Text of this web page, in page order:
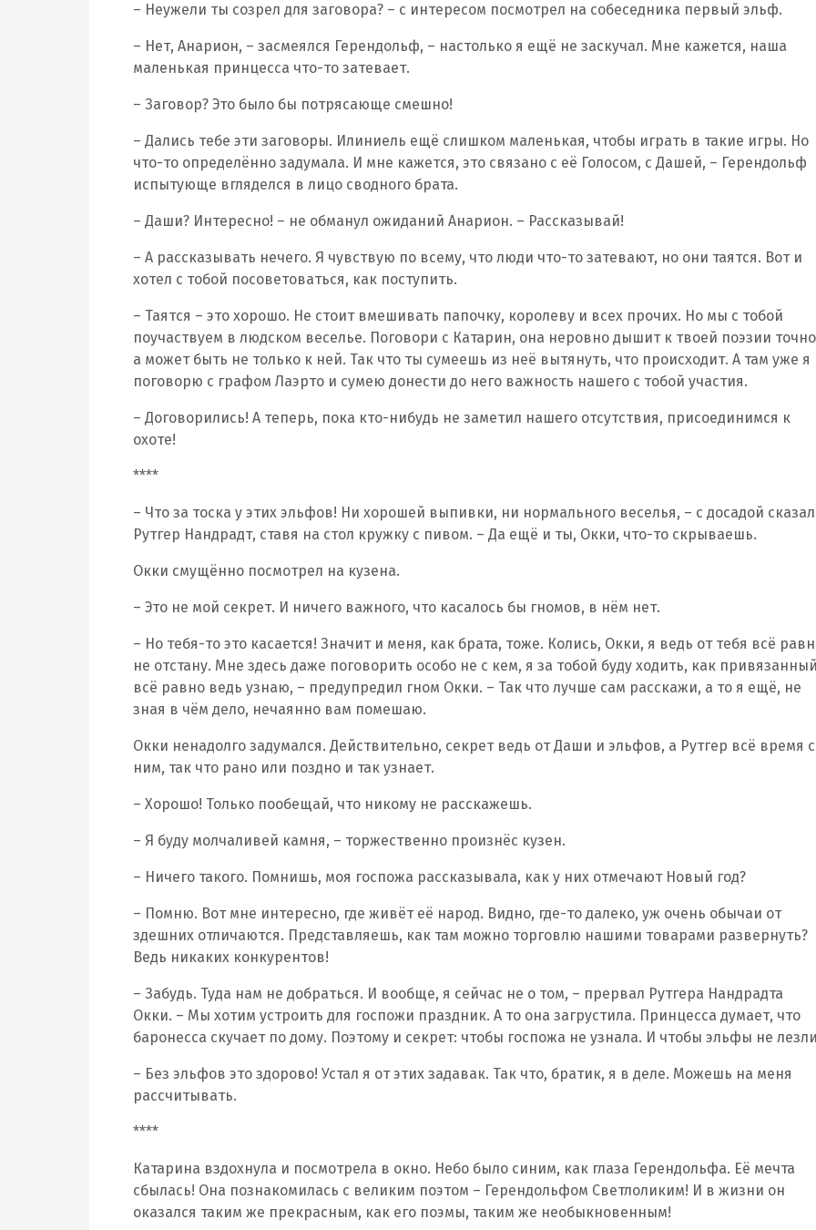
– Неужели ты созрел для заговора? – с интересом посмотрел на собеседника первый эльф.
– Нет, Анарион, – засмеялся Герендольф, – настолько я ещё не заскучал. Мне кажется, наша
маленькая принцесса что-то затевает.
– Заговор? Это было бы потрясающе смешно!
– Дались тебе эти заговоры. Илиниель ещё слишком маленькая, чтобы играть в такие игры. Но
что-то определённо задумала. И мне кажется, это связано с её Голосом, с Дашей, – Герендольф
испытующе вгляделся в лицо сводного брата.
– Даши? Интересно! – не обманул ожиданий Анарион. – Рассказывай!
– А рассказывать нечего. Я чувствую по всему, что люди что-то затевают, но они таятся. Вот и
хотел с тобой посоветоваться, как поступить.
– Таятся – это хорошо. Не стоит вмешивать папочку, королеву и всех прочих. Но мы с тобой
поучаствуем в людском веселье. Поговори с Катарин, она неровно дышит к твоей поэзии
а может быть не только к ней. Так что ты сумеешь из неё вытянуть, что происходит. А там уже я
поговорю с графом Лаэрто и сумею донести до него важность нашего с тобой участия.
– Договорились! А теперь, пока кто-нибудь не заметил нашего отсутствия, присоединимся к
охоте!
****
– Что за тоска у этих эльфов! Ни хорошей выпивки, ни нормального веселья, – с досадой сказал
Рутгер Нандрадт, ставя на стол кружку с пивом. – Да ещё и ты, Окки, что-то скрываешь.
Окки смущённо посмотрел на кузена.
– Это не мой секрет. И ничего важного, что касалось бы гномов, в нём нет.
– Но тебя-то это касается! Значит и меня, как брата, тоже. Колись, Окки, я ведь от тебя всё
не отстану. Мне здесь даже поговорить особо не с кем, я за тобой буду ходить, как
всё равно ведь узнаю, – предупредил гном Окки. – Так что лучше сам расскажи, а то я ещё, не
зная в чём дело, нечаянно вам помешаю.
Окки ненадолго задумался. Действительно, секрет ведь от Даши и эльфов, а Рутгер всё время с
ним, так что рано или поздно и так узнает.
– Хорошо! Только пообещай, что никому не расскажешь.
– Я буду молчаливей камня, – торжественно произнёс кузен.
– Ничего такого. Помнишь, моя госпожа рассказывала, как у них отмечают Новый год?
– Помню. Вот мне интересно, где живёт её народ. Видно, где-то далеко, уж очень обычаи от
здешних отличаются. Представляешь, как там можно торговлю нашими товарами развернуть?
Ведь никаких конкурентов!
– Забудь. Туда нам не добраться. И вообще, я сейчас не о том, – прервал Рутгера Нандрадта
Окки. – Мы хотим устроить для госпожи праздник. А то она загрустила. Принцесса думает, что
баронесса скучает по дому. Поэтому и секрет: чтобы госпожа не узнала. И чтобы эльфы не
– Без эльфов это здорово! Устал я от этих задавак. Так что, братик, я в деле. Можешь на меня
рассчитывать.
****
Катарина вздохнула и посмотрела в окно. Небо было синим, как глаза Герендольфа. Её мечта
сбылась! Она познакомилась с великим поэтом – Герендольфом Светлоликим! И в жизни он
оказался таким же прекрасным, как его поэмы, таким же необыкновенным!